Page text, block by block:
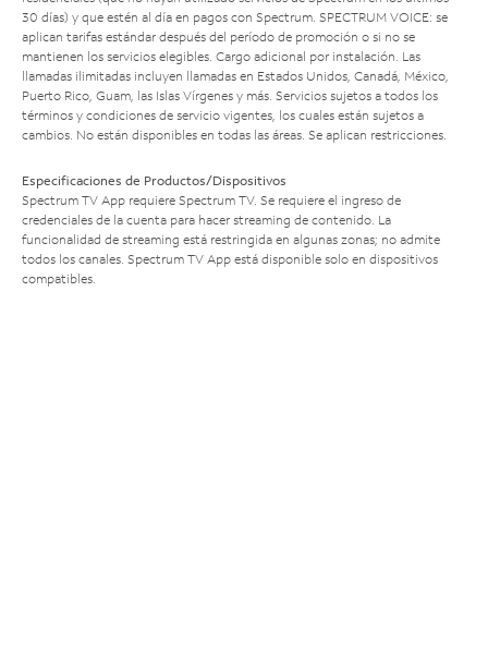
30 días) y que estén al día en pagos con Spectrum. SPECTRUM VOICE: se
aplican tarifas estándar después del período de promoción o si no se
mantienen los servicios elegibles. Cargo adicional por instalación. Las
llamadas ilimitadas incluyen llamadas en Estados Unidos, Canadá, México,
Puerto Rico, Guam, las Islas Vírgenes y más. Servicios sujetos a todos los
términos y condiciones de servicio vigentes, los cuales están sujetos a
cambios. No están disponibles en todas las áreas. Se aplican restricciones.
Especificaciones de Productos/Dispositivos
Spectrum TV App requiere Spectrum TV. Se requiere el ingreso de
credenciales de la cuenta para hacer streaming de contenido. La
funcionalidad de streaming está restringida en algunas zonas; no admite
todos los canales. Spectrum TV App está disponible solo en dispositivos
compatibles.